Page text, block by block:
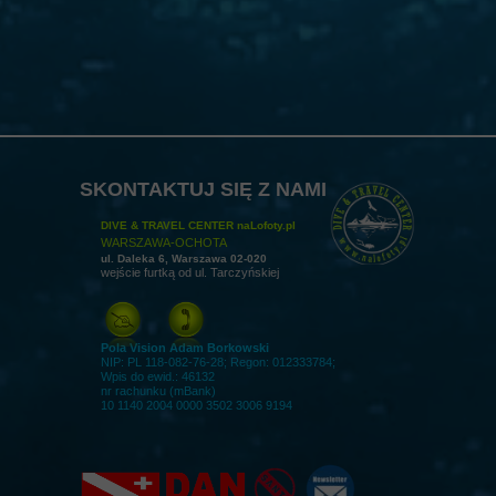
DIVE & TRAVEL CENTER naLofoty.pl
WARSZAWA-OCHOTA
ul. Daleka 6, Warszawa 02-020
wejście furtką od ul. Tarczyńskiej
Pola Vision Adam Borkowski
NIP: PL 118-082-76-28; Regon: 012333784;
Wpis do ewid.: 46132
nr rachunku (mBank)
10 1140 2004 0000 3502 3006 9194
SKONTAKTUJ SIĘ Z NAMI